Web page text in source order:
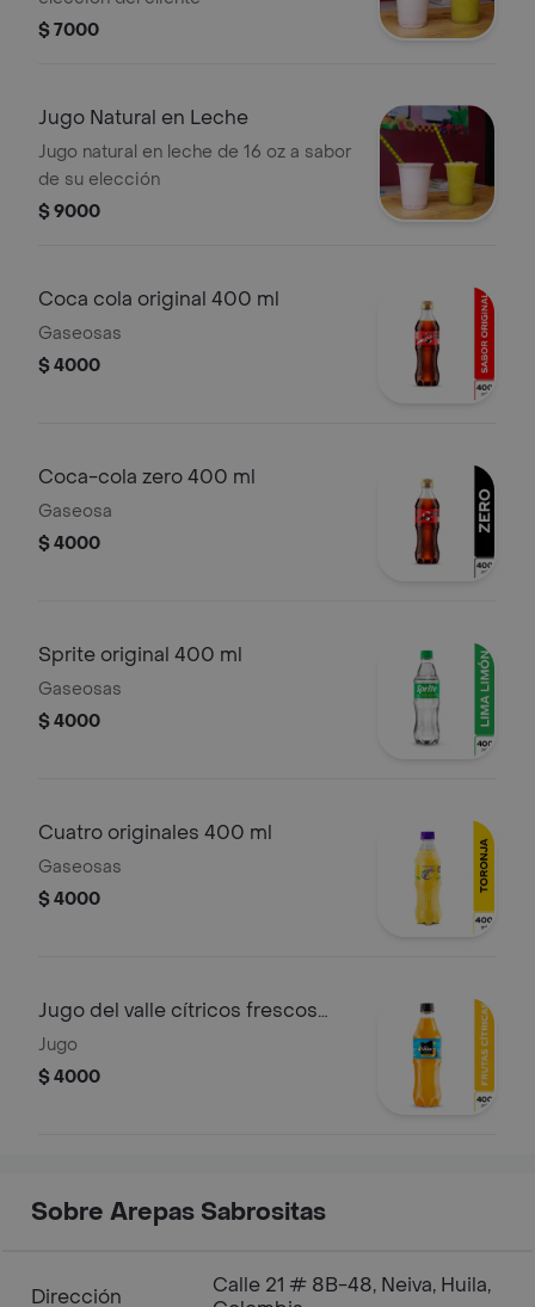
$ 7000
Jugo Natural en Leche
Jugo natural en leche de 16 oz a sabor
de su elección
$ 9000
Coca cola original 400 ml
Gaseosas
$ 4000
Coca-cola zero 400 ml
Gaseosa
$ 4000
Sprite original 400 ml
Gaseosas
$ 4000
Cuatro originales 400 ml
Gaseosas
$ 4000
Jugo del valle cítricos frescos
400ml
Jugo
$ 4000
Sobre Arepas Sabrositas
Dirección
Calle 21 # 8B-48, Neiva, Huila,